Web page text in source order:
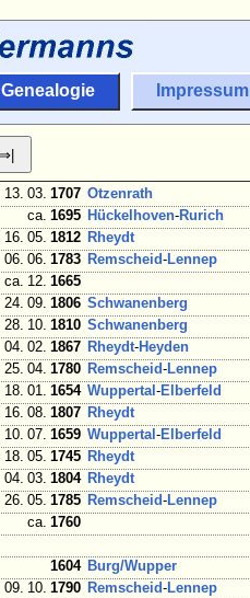
Genealogie Impressum
13. 03. 1707 Otzenrath
ca. 1695 Hückelhoven-Rurich
16. 05. 1812 Rheydt
06. 06. 1783 Remscheid-Lennep
ca. 12. 1665
24. 09. 1806 Schwanenberg
28. 10. 1810 Schwanenberg
04. 02. 1867 Rheydt-Heyden
25. 04. 1780 Remscheid-Lennep
18. 01. 1654 Wuppertal-Elberfeld
16. 08. 1807 Rheydt
10. 07. 1659 Wuppertal-Elberfeld
18. 05. 1745 Rheydt
04. 03. 1804 Rheydt
26. 05. 1785 Remscheid-Lennep
ca. 1760
1604 Burg/Wupper
09. 10. 1790 Remscheid-Lennep